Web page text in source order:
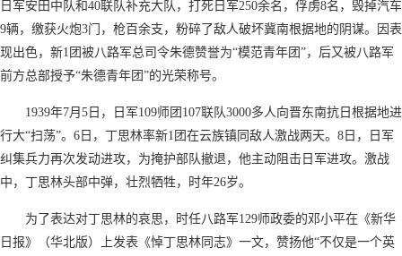
日军安田中队和40联队补充大队，打死日军250余名，俘虏8名，毁掉汽车
9辆，缴获火炮3门，枪百余支，粉碎了敌人破坏冀南根据地的阴谋。因表
现出色，新1团被八路军总司令朱德赞誉为“模范青年团”，后又被八路军
前方总部授予“朱德青年团”的光荣称号。
1939年7月5日，日军109师团107联队3000多人向晋东南抗日根据地进
行大“扫荡”。6日，丁思林率新1团在云族镇同敌人激战两天。8日，日军
纠集兵力再次发动进攻，为掩护部队撤退，他主动阻击日军进攻。激战
中，丁思林头部中弹，壮烈牺牲，时年26岁。
为了表达对丁思林的哀思，时任八路军129师政委的邓小平在《新华
日报》（华北版）上发表《悼丁思林同志》一文，赞扬他“不仅是一个英